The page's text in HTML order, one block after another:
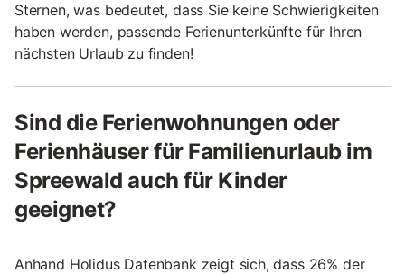
Sternen, was bedeutet, dass Sie keine Schwierigkeiten
haben werden, passende Ferienunterkünfte für Ihren
nächsten Urlaub zu finden!
Sind die Ferienwohnungen oder
Ferienhäuser für Familienurlaub im
Spreewald auch für Kinder
geeignet?
Anhand Holidus Datenbank zeigt sich, dass 26% der